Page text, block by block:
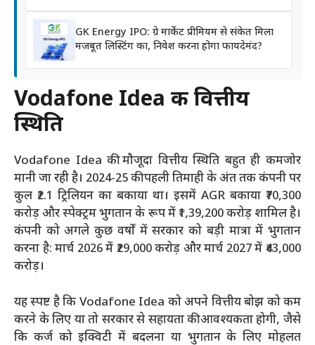
GK Energy IPO: ग्रे मार्केट प्रीमियम से संकेत मिला
मजबूत लिस्टिंग का, निवेश करना होगा फायदेमंद?
Vodafone Idea की वित्तीय
स्थिति
Vodafone Idea की मौजूदा वित्तीय स्थिति बहुत ही कमजोर
मानी जा रही है। 2024-25 की पहली तिमाही के अंत तक कंपनी पर
कुल ₹2.1 ट्रिलियन का बकाया था। इसमें AGR बकाया ₹70,300
करोड़ और स्पेक्ट्रम भुगतान के रूप में ₹1,39,200 करोड़ शामिल है।
कंपनी को अगले कुछ वर्षों में सरकार को बड़ी मात्रा में भुगतान
करना है: मार्च 2026 में ₹29,000 करोड़ और मार्च 2027 में ₹43,000
करोड़।
यह स्पष्ट है कि Vodafone Idea को अपने वित्तीय बोझ को कम
करने के लिए या तो सरकार से सहायता की आवश्यकता होगी, जैसे
कि कर्ज को इक्विटी में बदलना या भुगतान के लिए मोहलत